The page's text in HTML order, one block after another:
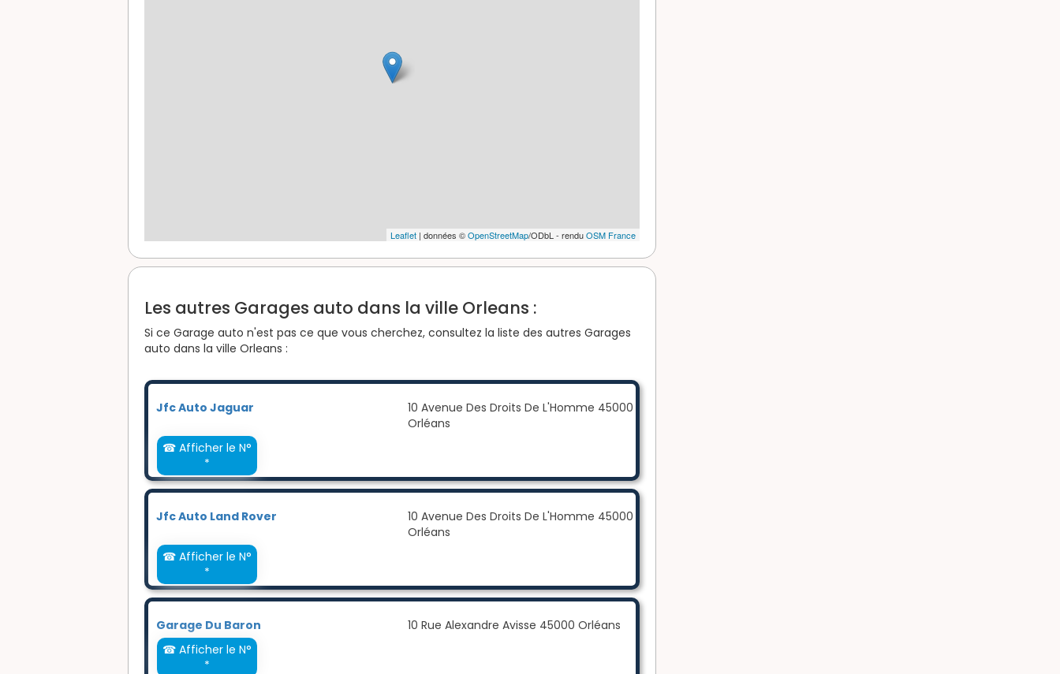
Leaflet | données ©OpenStreetMap/ODbL - renduOSM France
Les autres Garages auto dans la ville Orleans :
Si ce Garage auto n'est pas ce que vous cherchez, consultez la liste des autres Garages
auto dans la ville Orleans :
Jfc Auto Jaguar
10 Avenue Des Droits De L'Homme 45000
Orléans
☎ Afficher le N°
*
Jfc Auto Land Rover
10 Avenue Des Droits De L'Homme 45000
Orléans
☎ Afficher le N°
*
Garage Du Baron
10 Rue Alexandre Avisse 45000 Orléans
☎ Afficher le N°
*